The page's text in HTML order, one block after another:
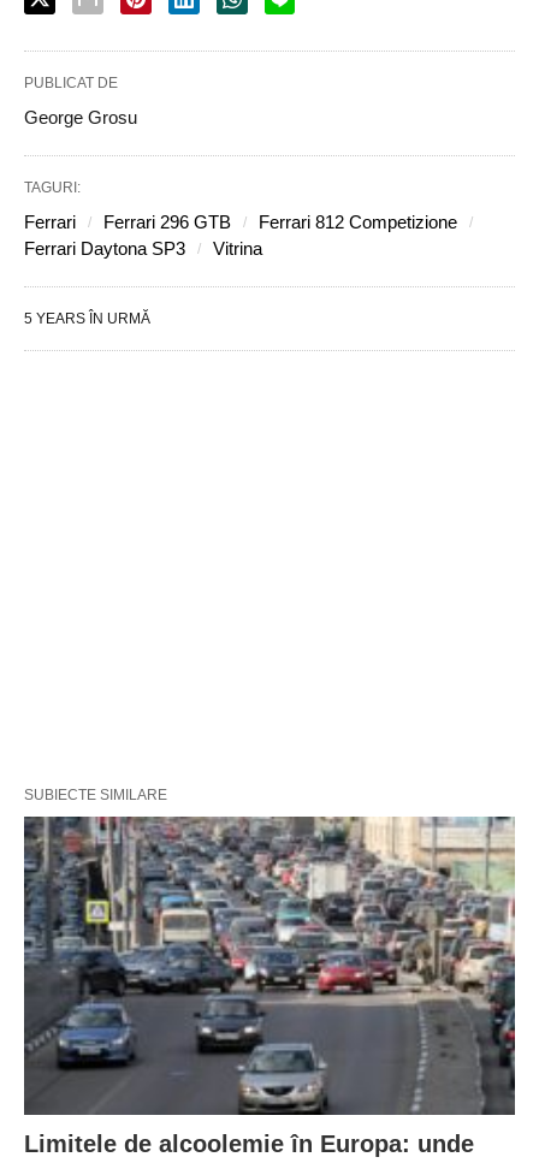
PUBLICAT DE
George Grosu
TAGURI:
Ferrari Ferrari 296 GTB
Ferrari 812 Competizione
Ferrari Daytona SP3
Vitrina
5 YEARS ÎN URMĂ
SUBIECTE SIMILARE
Limitele de alcoolemie în Europa: unde